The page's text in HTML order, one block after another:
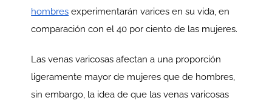
hombres experimentarán varices en su vida, en
comparación con el 40 por ciento de las mujeres.
Las venas varicosas afectan a una proporción
ligeramente mayor de mujeres que de hombres,
sin embargo, la idea de que las venas varicosas